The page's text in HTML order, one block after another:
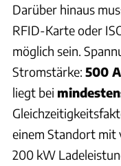
Darüber hinaus
RFID-Karte oder
möglich sein.
Stromstärke: 500
liegt bei
einem Standort mit
200 kW